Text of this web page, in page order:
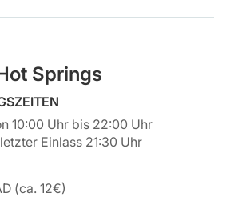
Springs
10:00 Uhr bis 22:00 Uhr
Einlass 21:30 Uhr
(ca. 12€)